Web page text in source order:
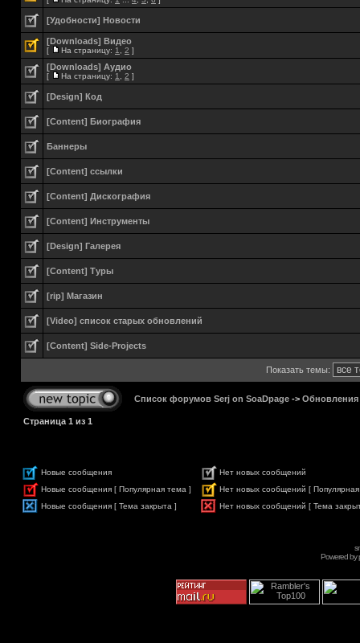
[Удобности] Новости
[Downloads] Видео
[ На страницу: 1 2 ]
[Downloads] Аудио
[ На страницу: 1 2 ]
[Design] Код
[Content] Биография
Баннеры
[Content] ссылки
[Content] Дискография
[Content] Инструменты
[Design] Галерея
[Content] Туры
[rip] Магазин
[Video] список старых обновлений
[Content] Side-Projects
Показать темы:
Список форумов Serj on SoaDpage -> Обновления
Страница 1 из 1
Новые сообщения
Нет новых сообщений
Новые сообщения [ Популярная тема ]
Нет новых сообщений [
Новые сообщения [ Тема закрыта ]
Нет новых сообщений [ Тема
Powered by